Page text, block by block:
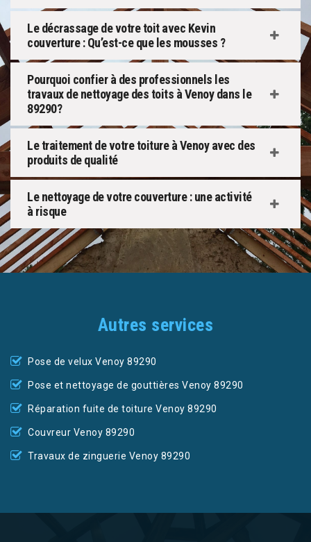
Le décrassage de votre toit avec Kevin
couverture : Qu’est-ce que les mousses ?
Pourquoi confier à des professionnels les
travaux de nettoyage des toits à Venoy dans le
89290?
Le traitement de votre toiture à Venoy avec des
produits de qualité
Le nettoyage de votre couverture : une activité
à risque
Autres services
Pose de velux Venoy 89290
Pose et nettoyage de gouttières Venoy 89290
Réparation fuite de toiture Venoy 89290
Couvreur Venoy 89290
Travaux de zinguerie Venoy 89290